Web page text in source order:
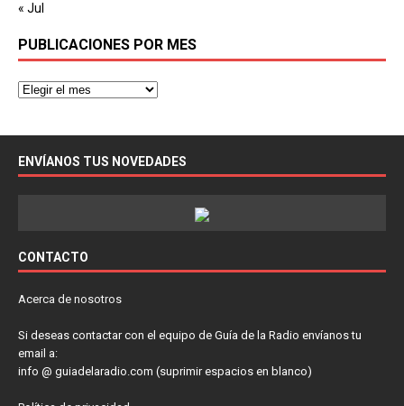
« Jul
PUBLICACIONES POR MES
ENVÍANOS TUS NOVEDADES
CONTACTO
Acerca de nosotros
Si deseas contactar con el equipo de Guía de la Radio envíanos tu
email a:
info @ guiadelaradio.com (suprimir espacios en blanco)